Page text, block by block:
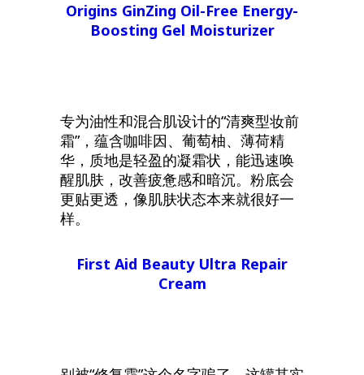
Origins GinZing Oil-Free Energy-
Boosting Gel Moisturizer
专为油性和混合肌设计的“清爽型妆前
霜”，蕴含咖啡因、葡萄柚、薄荷精
华，质地是轻盈的凝霜状，能迅速唤
醒肌肤，改善疲惫感和暗沉。粉底会
更贴更透，像肌肤状态本来就很好一
样。
First Aid Beauty Ultra Repair
Cream